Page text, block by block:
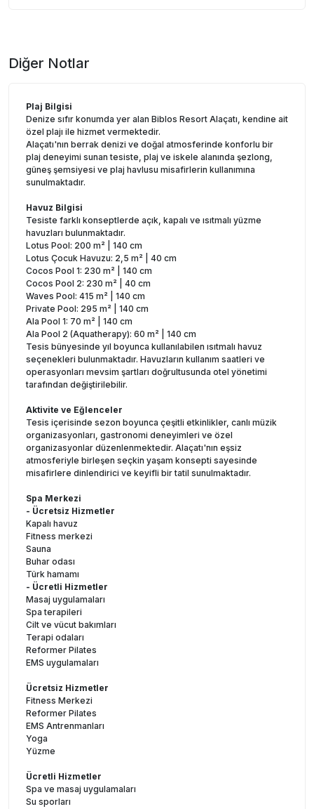
Diğer Notlar
Plaj Bilgisi
Denize sıfır konumda yer alan Biblos Resort Alaçatı, kendine ait
özel plajı ile hizmet vermektedir.
Alaçatı'nın berrak denizi ve doğal atmosferinde konforlu bir
plaj deneyimi sunan tesiste, plaj ve iskele alanında şezlong,
güneş şemsiyesi ve plaj havlusu misafirlerin kullanımına
sunulmaktadır.
Havuz Bilgisi
Tesiste farklı konseptlerde açık, kapalı ve ısıtmalı yüzme
havuzları bulunmaktadır.
Lotus Pool: 200 m² | 140 cm
Lotus Çocuk Havuzu: 2,5 m² | 40 cm
Cocos Pool 1: 230 m² | 140 cm
Cocos Pool 2: 230 m² | 40 cm
Waves Pool: 415 m² | 140 cm
Private Pool: 295 m² | 140 cm
Ala Pool 1: 70 m² | 140 cm
Ala Pool 2 (Aquatherapy): 60 m² | 140 cm
Tesis bünyesinde yıl boyunca kullanılabilen ısıtmalı havuz
seçenekleri bulunmaktadır. Havuzların kullanım saatleri ve
operasyonları mevsim şartları doğrultusunda otel yönetimi
tarafından değiştirilebilir.
Aktivite ve Eğlenceler
Tesis içerisinde sezon boyunca çeşitli etkinlikler, canlı müzik
organizasyonları, gastronomi deneyimleri ve özel
organizasyonlar düzenlenmektedir. Alaçatı'nın eşsiz
atmosferiyle birleşen seçkin yaşam konsepti sayesinde
misafirlere dinlendirici ve keyifli bir tatil sunulmaktadır.
Spa Merkezi
- Ücretsiz Hizmetler
Kapalı havuz
Fitness merkezi
Sauna
Buhar odası
Türk hamamı
- Ücretli Hizmetler
Masaj uygulamaları
Spa terapileri
Cilt ve vücut bakımları
Terapi odaları
Reformer Pilates
EMS uygulamaları
Ücretsiz Hizmetler
Fitness Merkezi
Reformer Pilates
EMS Antrenmanları
Yoga
Yüzme
Ücretli Hizmetler
Spa ve masaj uygulamaları
Su sporları